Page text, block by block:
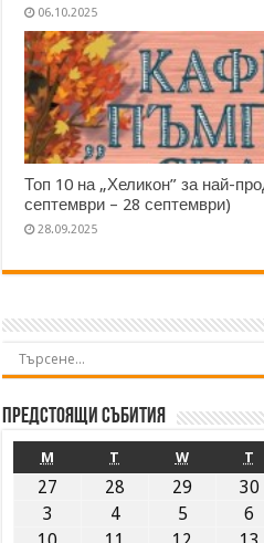
06.10.2025
Топ 10 на „Хеликон” за най-
септември – 28 септември)
28.09.2025
Предстоящи събития
M T W T
27 28 29 30
3
4 5 6